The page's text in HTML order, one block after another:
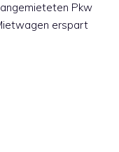
Pkw
erspart